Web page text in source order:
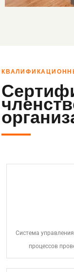
Система
процессов